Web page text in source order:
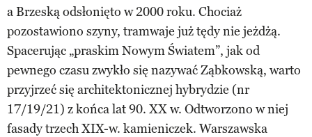
a Brzeską odsłonięto w 2000 roku. Chociaż
pozostawiono szyny, tramwaje już tędy nie jeżdżą.
Spacerując „praskim Nowym Światem”, jak od
pewnego czasu zwykło się nazywać Ząbkowską, warto
przyjrzeć się architektonicznej hybrydzie (nr
17/19/21) z końca lat 90. XX w. Odtworzono w niej
fasady trzech XIX-w. kamieniczek. Warszawska